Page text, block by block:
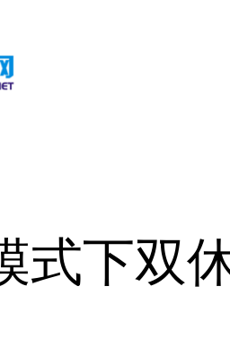
式下双